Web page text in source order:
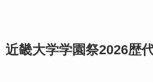
近畿大学学園祭2026歴